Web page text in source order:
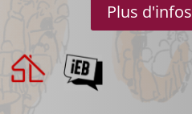
Plus d'infos